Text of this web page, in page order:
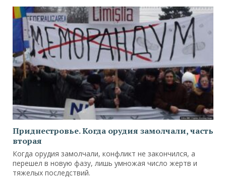
Приднестровье. Когда орудия замолчали, часть
вторая
Когда орудия замолчали, конфликт не закончился, а
перешел в новую фазу, лишь умножая число жертв и
тяжелых последствий.